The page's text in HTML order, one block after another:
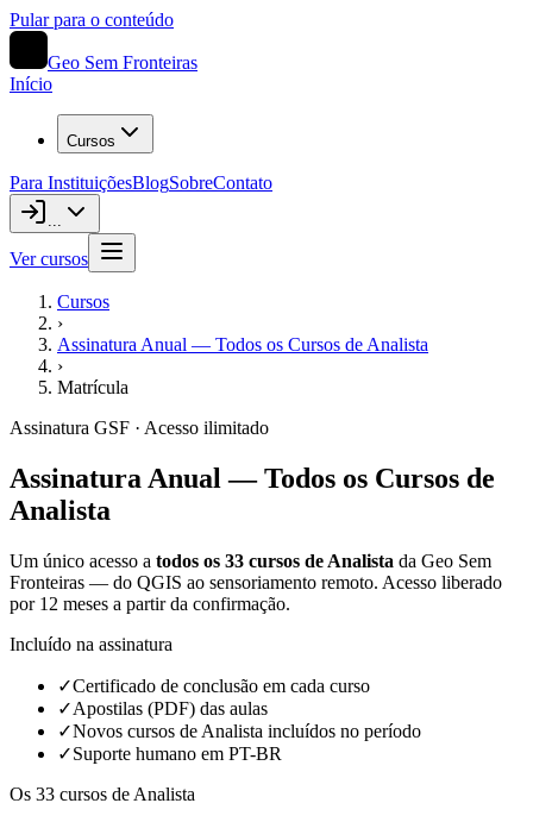
Pular para o conteúdo
Geo Sem Fronteiras
Início
Cursos
Para InstituiçõesBlogSobreContato
...
Ver cursos
Cursos
›
Assinatura Anual — Todos os Cursos de Analista
›
Matrícula
Assinatura GSF · Acesso ilimitado
Assinatura Anual — Todos os Cursos de
Analista
Um único acesso a todos os 33 cursos de Analista da Geo Sem
Fronteiras — do QGIS ao sensoriamento remoto. Acesso liberado
por 12 meses a partir da confirmação.
Incluído na assinatura
✓Certificado de conclusão em cada curso
✓Apostilas (PDF) das aulas
✓Novos cursos de Analista incluídos no período
✓Suporte humano em PT-BR
Os 33 cursos de Analista